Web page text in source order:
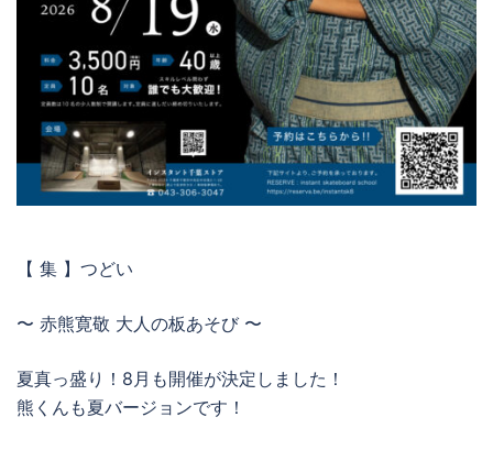
【 集 】つどい
〜 赤熊寛敬 大人の板あそび 〜
夏真っ盛り！8月も開催が決定しました！
熊くんも夏バージョンです！